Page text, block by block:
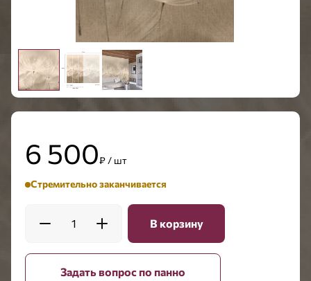
6 500₽ / шт
Стремительно заканчивается
1 В корзину
Задать вопрос по панно